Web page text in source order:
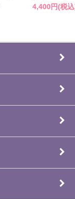
4,400円(税